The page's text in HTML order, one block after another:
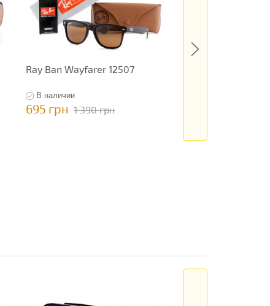
Ray Ban Wayfarer 12507
В наличии
695 грн 1 390 грн